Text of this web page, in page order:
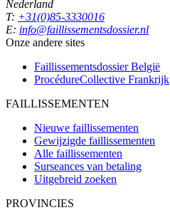
Nederland
T: +31(0)85-3330016
E: info@faillissementsdossier.nl
Onze andere sites
Faillissementsdossier België
ProcédureCollective Frankrijk
FAILLISSEMENTEN
Nieuwe faillissementen
Gewijzigde faillissementen
Alle faillissementen
Surseances van betaling
Uitgebreid zoeken
PROVINCIES